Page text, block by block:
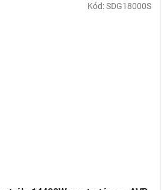
Kód:SDG18000S